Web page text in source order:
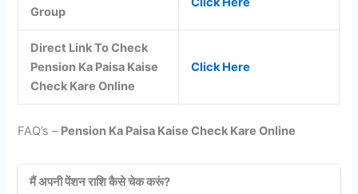
Group
Direct Link To Check
Pension Ka Paisa Kaise
Check Kare Online
Click Here
FAQ’s – Pension Ka Paisa Kaise Check Kare Online
मैं अपनी पेंशन राशि कैसे चेक करूं?